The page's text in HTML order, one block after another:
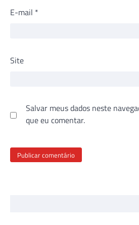
E-mail *
Site
Salvar meus dados neste
que eu comentar.